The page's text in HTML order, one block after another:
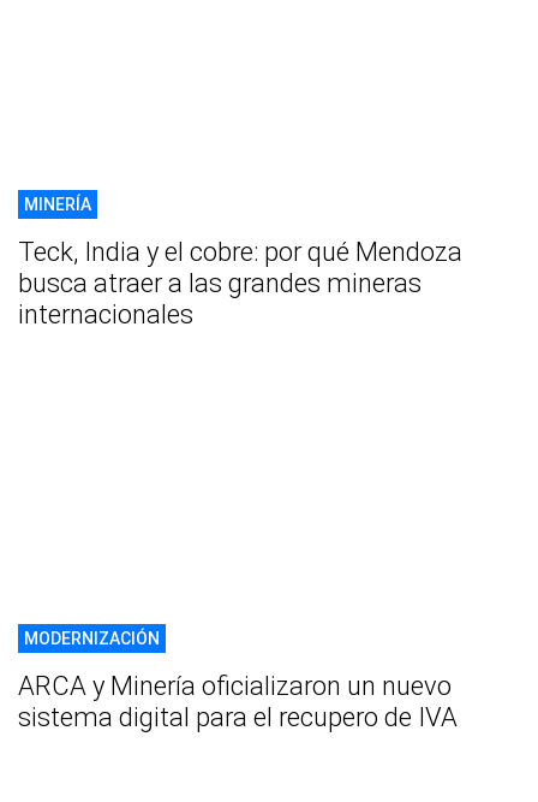
MINERÍA
Teck, India y el cobre: por qué Mendoza
busca atraer a las grandes mineras
internacionales
MODERNIZACIÓN
ARCA y Minería oficializaron un nuevo
sistema digital para el recupero de IVA